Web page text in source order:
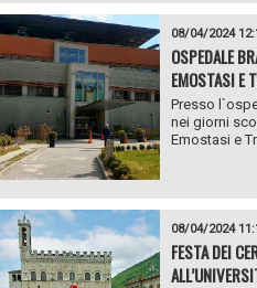
08/04/2024
OSPEDALE
EMOSTASI E
Presso
nei giorni
Emostasi e
08/04/2024
FESTA DEI